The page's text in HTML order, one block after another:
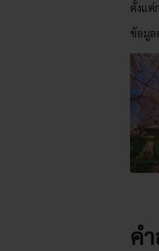
ตั้งแต่
ข้อมูล
ค